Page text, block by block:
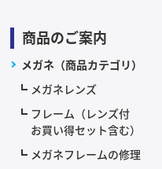
商品のご案内
メガネ（商品カテゴリ）
メガネレンズ
フレーム（レンズ付
お買い得セット含む）
メガネフレームの修理